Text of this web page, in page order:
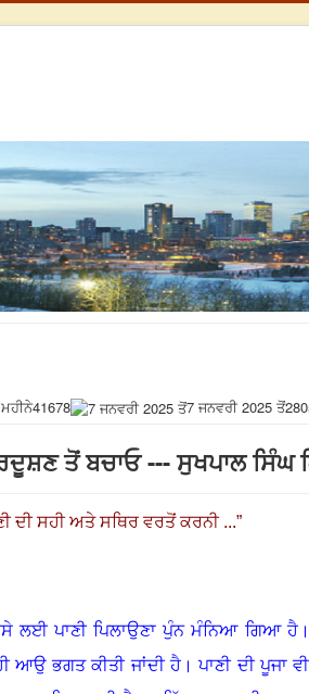
41678 7 ਜਨਵਰੀ 2025 ਤੋਂ
ਤੋਂ ਬਚਾਓ --- ਸੁਖਪਾਲ ਸਿੰਘ
ਦੀ ਸਹੀ ਅਤੇ ਸਥਿਰ ਵਰਤੋਂ ਕਰਨੀ ...”
ਲਈ ਪਾਣੀ ਪਿਲਾਉਣਾ ਪੁੰਨ ਮੰਨਿਆ ਗਿਆ ਹੈ
ਆਉ ਭਗਤ ਕੀਤੀ ਜਾਂਦੀ ਹੈ ।ਪਾਣੀ ਦੀ ਪੂਜਾ